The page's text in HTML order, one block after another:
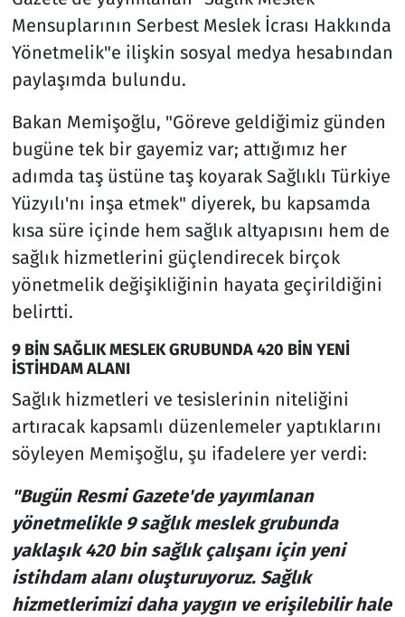
Mensuplarının Serbest Meslek İcrası Hakkında
Yönetmelik"e ilişkin sosyal medya hesabından
paylaşımda bulundu.
Bakan Memişoğlu, "Göreve geldiğimiz günden
bugüne tek bir gayemiz var; attığımız her
adımda taş üstüne taş koyarak Sağlıklı Türkiye
Yüzyılı'nı inşa etmek" diyerek, bu kapsamda
kısa süre içinde hem sağlık altyapısını hem de
sağlık hizmetlerini güçlendirecek birçok
yönetmelik değişikliğinin hayata geçirildiğini
belirtti.
9 BİN SAĞLIK MESLEK GRUBUNDA 420 BİN YENİ
İSTİHDAM ALANI
Sağlık hizmetleri ve tesislerinin niteliğini
artıracak kapsamlı düzenlemeler yaptıklarını
söyleyen Memişoğlu, şu ifadelere yer verdi:
"Bugün Resmi Gazete'de yayımlanan
yönetmelikle 9 sağlık meslek grubunda
yaklaşık 420 bin sağlık çalışanı için yeni
istihdam alanı oluşturuyoruz. Sağlık
hizmetlerimizi daha yaygın ve erişilebilir hale
Televizyon